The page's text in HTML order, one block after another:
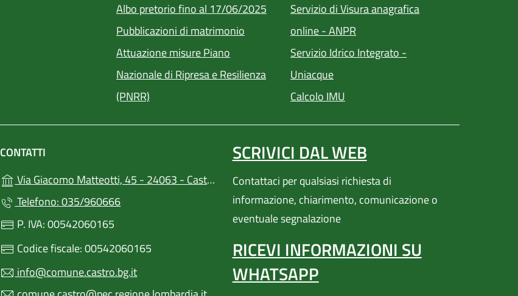
Albo pretorio fino al 17/06/2025
Pubblicazioni di matrimonio (apre in un'altra scheda).
Attuazione misure Piano
Nazionale di Ripresa e Resilienza
(PNRR)
Servizio di Visura anagrafica
online - ANPR
Servizio Idrico Integrato -
Uniacque(apre in un'altra scheda).
Calcolo IMU
CONTATTI
Via Giacomo Matteotti, 45 - 24063 - Castro (BG)
(apre in un'altra scheda).
Telefono: 035/960666
P. IVA: 00542060165
Codice fiscale: 00542060165
info@comune.castro.bg.it
SCRIVICI DAL WEB
Contattaci per qualsiasi richiesta di
informazione, chiarimento, comunicazione o
eventuale segnalazione
RICEVI INFORMAZIONI SU
WHATSAPP